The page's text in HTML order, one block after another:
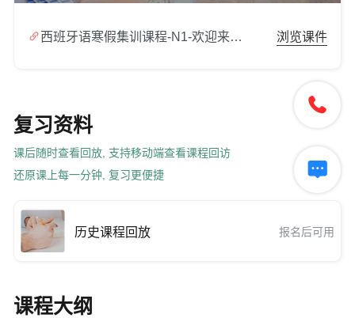
西班牙语寒假集训课程-N1-欢迎来到塞维利亚.zip 浏览课件
复习资料
课后随时查看回放, 支持移动端查看课程回访
还原课上每一分钟, 复习更便捷
历史课程回放 报名后可用
课程大纲

